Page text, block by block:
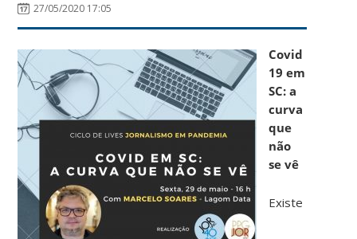
27/05/2020 17:05
Covid
19 em
SC: a
curva
que
não
se vê
Existe